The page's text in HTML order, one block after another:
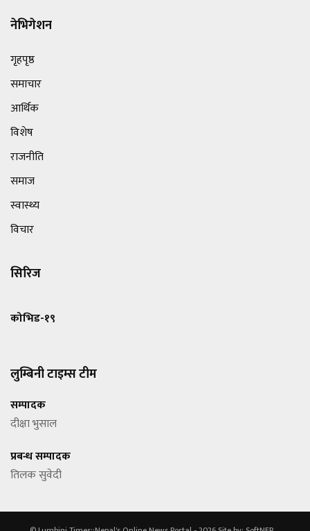
नेभिगेशन
गृहपृष्ठ
समाचार
आर्थिक
विशेष
राजनीति
समाज
स्वास्थ्य
विचार
सिरिज
कोभिड-१९
लुम्बिनी टाइम्स टीम
सम्पादक
दीक्षा भुसाल
प्रबन्ध सम्पादक
तिलक सुवेदी